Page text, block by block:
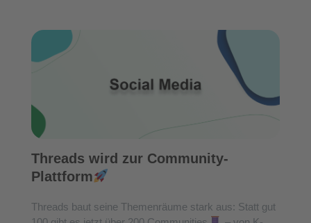
Threads wird zur Community-
Plattform
Threads baut seine Themenräume stark aus: Statt gut